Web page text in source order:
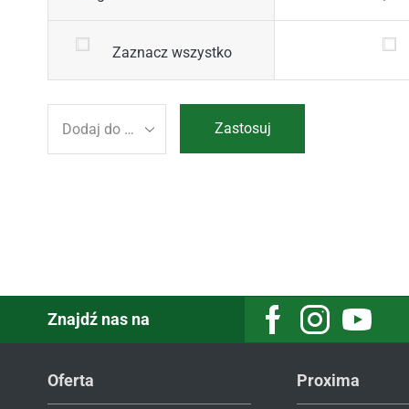
Zaznacz wszystko
Zastosuj
Znajdź nas na
Oferta Proxima